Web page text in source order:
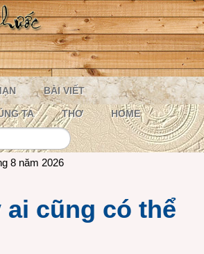
BÀI VIẾT
TA THƠ HOME
8 năm 2026
ai cũng có thể